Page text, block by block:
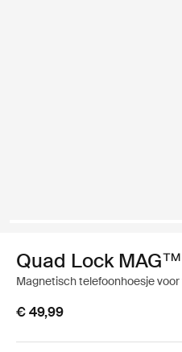
Quad Lock
Magnetisch telefoonhoesje
€ 49,99